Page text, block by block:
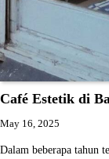
Café Estetik di
May 16, 2025
Dalam beberapa tahun